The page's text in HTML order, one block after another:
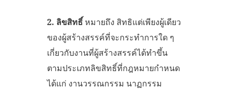
2. ลิขสิทธิ์หมายถึง สิทธิแต่เพียงผู้เดียว
ของผู้สร้างสรรค์ที่จะกระทำการใด ๆ
เกี่ยวกับงานที่ผู้สร้างสรรค์ได้ทำขึ้น
ตามประเภทลิขสิทธิ์ที่กฎหมายกำหนด
ได้แก่ งานวรรณกรรม นาฏกรรม